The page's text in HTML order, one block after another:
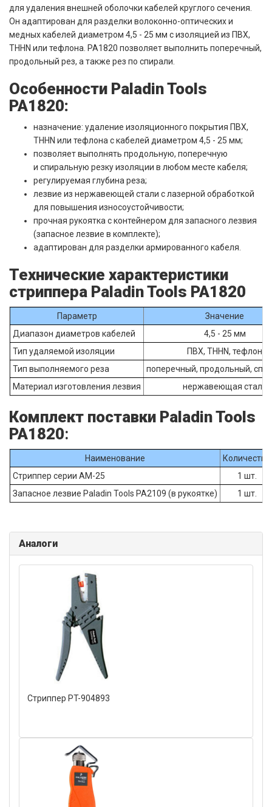
для удаления внешней оболочки кабелей круглого сечения.
Он адаптирован для разделки волоконно-оптических и
медных кабелей диаметром 4,5 - 25 мм с изоляцией из ПВХ,
THHN или тефлона. PA1820 позволяет выполнить поперечный,
продольный рез, а также рез по спирали.
Особенности Paladin Tools
PA1820:
назначение: удаление изоляционного покрытия ПВХ,
THHN или тефлона с кабелей диаметром 4,5 - 25 мм;
позволяет выполнять продольную, поперечную
и спиральную резку изоляции в любом месте кабеля;
регулируемая глубина реза;
лезвие из нержавеющей стали с лазерной обработкой
для повышения износоустойчивости;
прочная рукоятка с контейнером для запасного лезвия
(запасное лезвие в комплекте);
адаптирован для разделки армированного кабеля.
Технические характеристики
стриппера Paladin Tools PA1820
Параметр
Значение
Диапазон диаметров кабелей
4,5 - 25 мм
Тип удаляемой изоляции
ПВХ, THHN, тефлон
Тип выполняемого реза
поперечный, продольный,
Материал изготовления лезвия
нержавеющая сталь
Комплект поставки Paladin Tools
PA1820:
Наименование
Количество
Стриппер серии AM-25
1 шт.
Запасное лезвие Paladin Tools PA2109 (в рукоятке)
1 шт.
Аналоги
Стриппер PT-904893